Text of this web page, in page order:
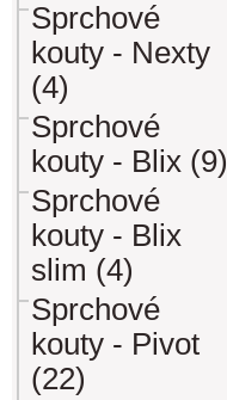
Sprchové
kouty - Nexty
(4)
Sprchové
kouty - Blix (9)
Sprchové
kouty - Blix
slim (4)
Sprchové
kouty - Pivot
(22)